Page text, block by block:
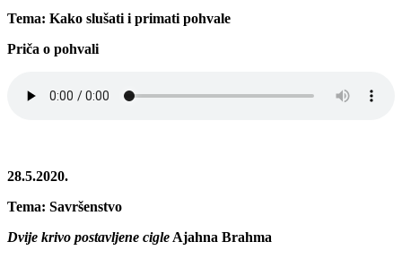
Tema: Kako slušati i primati pohvale
Priča o pohvali
28.5.2020.
Tema: Savršenstvo
Dvije krivo postavljene cigle Ajahna Brahma